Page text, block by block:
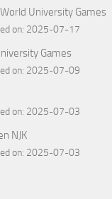
University Games
on: 2025-07-17
Games
on: 2025-07-09
on: 2025-07-03
NJK
on: 2025-07-03